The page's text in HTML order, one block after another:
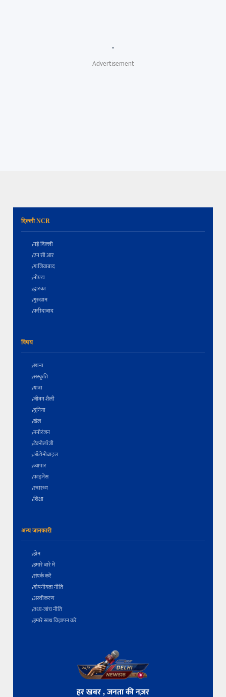
"
Advertisement
दिल्ली NCR
नई दिल्ली
एन सी आर
गाजियाबाद
नोएडा
द्वारका
गुरुग्राम
फरीदाबाद
विषय
खाना
संस्कृति
यात्रा
जीवन शैली
दुनिया
खेल
मनोरंजन
टेक्नोलॉजी
ऑटोमोबाइल
व्यापार
फाइनेंस
स्वास्थ्य
शिक्षा
अन्य जानकारी
होम
हमारे बारे में
संपर्क करें
गोपनीयता नीति
अस्वीकरण
तथ्य-जांच नीति
हमारे साथ विज्ञापन करें
हर खबर , जनता की नज़र